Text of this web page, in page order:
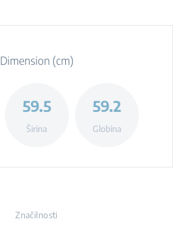
Dimension (cm)
59.5
Širina
59.2
Globina
Značilnosti